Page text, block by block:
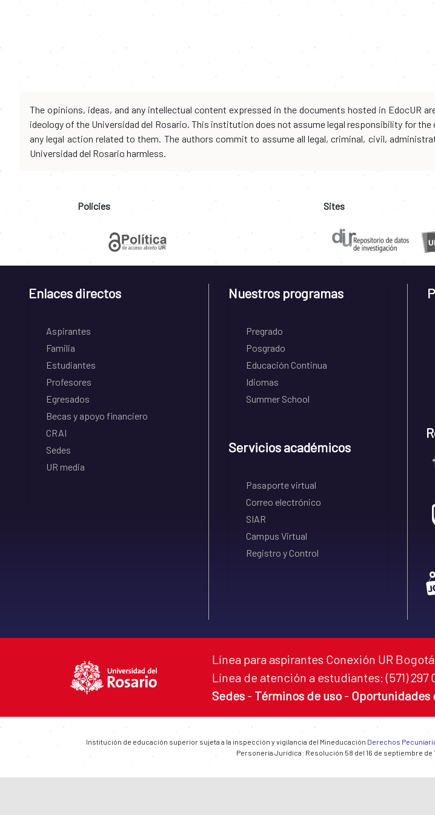
The opinions, ideas, and any intellectual content expressed in the documents hosted in
ideology of the Universidad del Rosario. This institution does not assume legal responsibility for
any legal action related to them. The authors commit to assume all legal, criminal, civil,
Universidad del Rosario harmless.
Policies Sites
Enlaces directos
Aspirantes
Familia
Estudiantes
Profesores
Egresados
Becas y apoyo financiero
CRAI
Sedes
UR media
Nuestros programas
Pregrado
Posgrado
Educación Continua
Idiomas
Summer School
Servicios académicos
Pasaporte virtual
Correo electrónico
SIAR
Campus Virtual
Registro y Control
Línea para aspirantes Conexión UR
Línea de atención a estudiantes: (571) 297
Sedes - Términos de uso - Oportunidades
Institución de educación superior sujeta a la inspección y vigilancia del Mineducación Derechos
Personería Jurídica: Resolución 58 del 16 de septiembre de